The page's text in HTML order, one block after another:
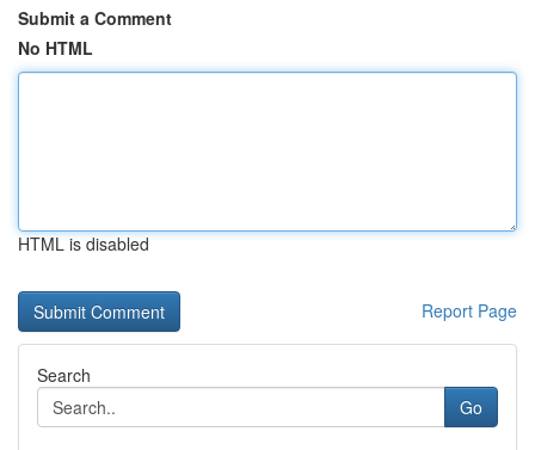
Submit a Comment
No HTML
HTML is disabled
Report Page
Search
Go